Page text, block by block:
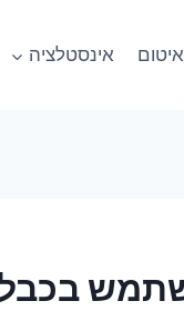
איטום אינסטלציה
בכבל